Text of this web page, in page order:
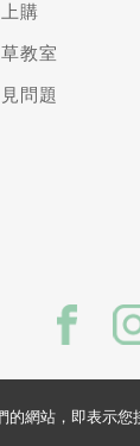
購
教室
問題
的網站，即表示您